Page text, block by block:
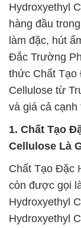
Hydroxyethyl
hàng đầu
làm đặc, hút
Đắc Trường
thức Chất Tạo
Cellulose từ
và giá cả cạnh
1. Chất Tạo
Cellulose Là
Chất Tạo Đặc
còn được gọi
Hydroxyethyl
Hydroxyethyl